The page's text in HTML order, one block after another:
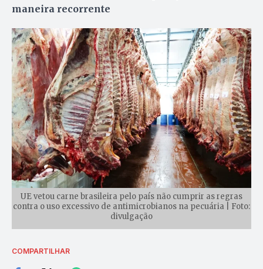
maneira recorrente
UE vetou carne brasileira pelo país não cumprir as regras
contra o uso excessivo de antimicrobianos na pecuária | Foto:
divulgação
COMPARTILHAR